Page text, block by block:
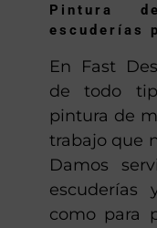
Pintura
escuderías
En Fast
de todo
pintura de
trabajo que
Damos
escuderías
como para